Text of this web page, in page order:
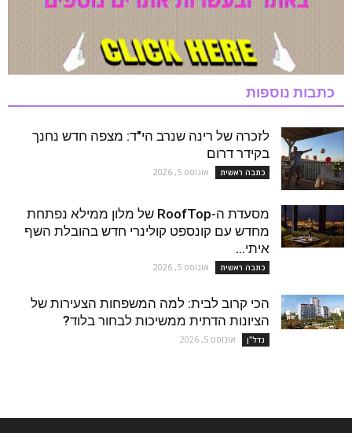
כתבות נוספות
לזכרה של רינה שנרב הי"ד: מצפה חדש נחנך
בקידר דרום
כתבה ראשית אוגוסט 5, 2026
מסעדת ה-RoofTop של מלון ממילא נפתחת
מחדש עם קונספט קולינרי חדש בהובלת השף
איתי...
כתבה ראשית אוגוסט 5, 2026
הכי קרוב לבית: למה המשפחות הצעירות של
הציונות הדתית ממשיכות לבחור בלוד?
נדל''ן אוגוסט 5, 2026